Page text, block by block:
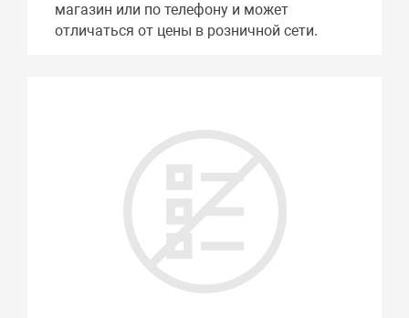
магазин или по телефону и может
отличаться от цены в розничной сети.